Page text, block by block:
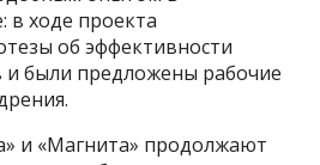
в ходе проекта
об эффективности
были предложены рабочие
и «Магнита» продолжают